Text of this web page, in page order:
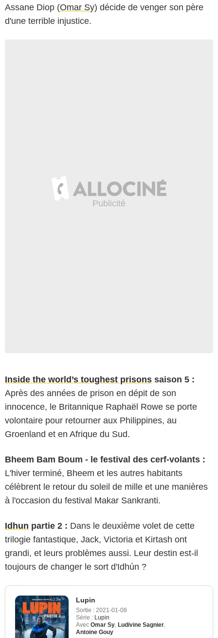
Assane Diop (Omar Sy) décide de venger son père
d'une terrible injustice.
Inside the world’s toughest prisons saison 5 :
Après des années de prison en dépit de son
innocence, le Britannique Raphaël Rowe se porte
volontaire pour retourner aux Philippines, au
Groenland et en Afrique du Sud.
Bheem Bam Boum - le festival des cerf-volants :
L'hiver terminé, Bheem et les autres habitants
célèbrent le retour du soleil de mille et une manières
à l'occasion du festival Makar Sankranti.
Idhun partie 2 : Dans le deuxième volet de cette
trilogie fantastique, Jack, Victoria et Kirtash ont
grandi, et leurs problèmes aussi. Leur destin est-il
toujours de changer le sort d'Idhún ?
Lupin
Sortie : 2021-01-08
Série : Lupin
Avec Omar Sy Ludivine Sagnier
Antoine Gouy